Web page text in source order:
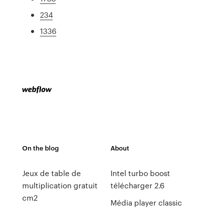
234
1336
On the blog
Jeux de table de
multiplication gratuit
cm2
About
Intel turbo boost
télécharger 2.6
Média player classic